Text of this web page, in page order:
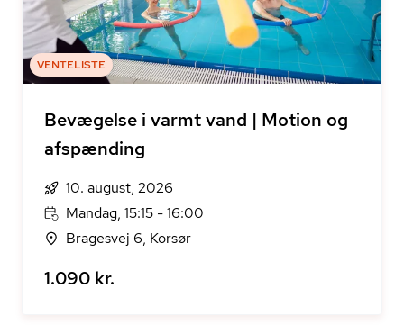
VENTELISTE
Bevægelse i varmt vand | Motion og
afspænding
10. august, 2026
Mandag, 15:15 - 16:00
Bragesvej 6, Korsør
1.090 kr.